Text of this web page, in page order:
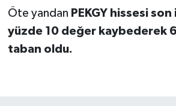
Öte yandan PEKGY hissesi
yüzde 10 değer kaybederek
taban oldu.